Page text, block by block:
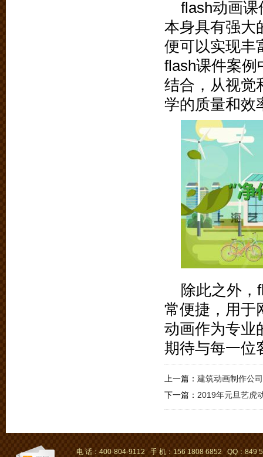
flash动画
本身具有强大
便可以实现丰
flash课件案例
结合，从视觉
学的质量和效
除此之外，
常便捷，用于
动画作为专业
期待与每一位
上一篇： 建筑动画制作公
下一篇： 2019年元旦艺虎
电 话：400-804-9112 手 机：156 1808 6852 QQ：849